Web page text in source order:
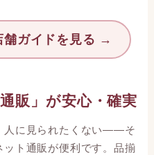
舗ガイドを見る →
販」が安心・確実
人に見られたくない——そ
ト通販が便利です。品揃